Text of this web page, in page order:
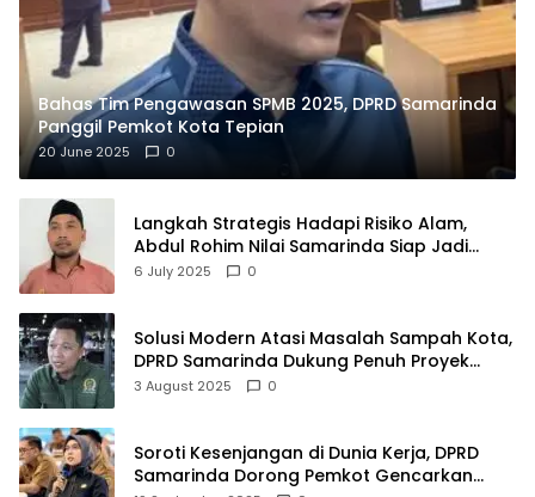
Bahas Tim Pengawasan SPMB 2025, DPRD Samarinda
Panggil Pemkot Kota Tepian
20 June 2025 0
Langkah Strategis Hadapi Risiko Alam,
Abdul Rohim Nilai Samarinda Siap Jadi
Pusat Logistik Bencana Kalimantan
6 July 2025 0
Solusi Modern Atasi Masalah Sampah Kota,
DPRD Samarinda Dukung Penuh Proyek
PLTSA
3 August 2025 0
Soroti Kesenjangan di Dunia Kerja, DPRD
Samarinda Dorong Pemkot Gencarkan